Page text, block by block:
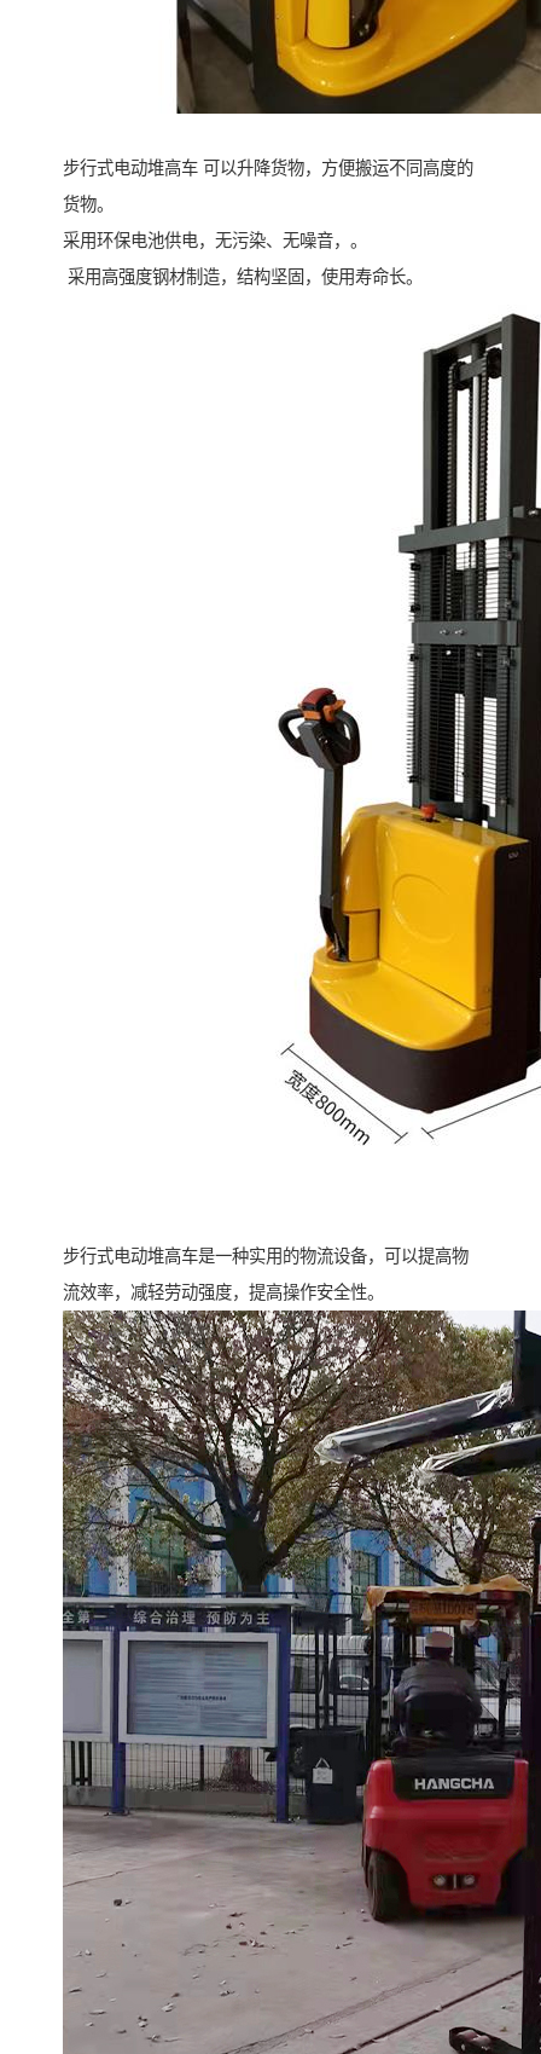
步行式电动堆高车 可以升降货物，方便搬运不同高度的
货物。
采用环保电池供电，无污染、无噪音，。
采用高强度钢材制造，结构坚固，使用寿命长。
步行式电动堆高车是一种实用的物流设备，可以提高物
流效率，减轻劳动强度，提高操作安全性。